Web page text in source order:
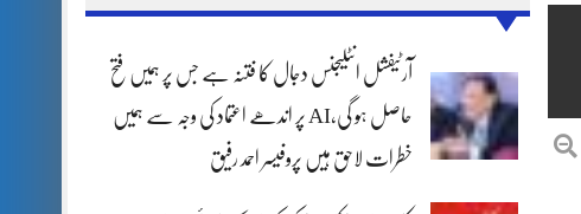
آرٹیفشل انٹلیجنس دجال کا فتنہ ہے جس پر ہمیں فتح
حاصل ہو گی،AI پر اندھے اعتماد کی وجہ سے ہمیں
خطرات لاحق ہیں پروفیسر احمد رفیق